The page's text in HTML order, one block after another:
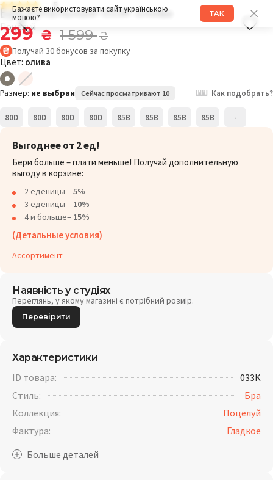
Бажаєте використовувати сайт українською
мовою?
ТАК
5
Бра купальный 033K олива
Поцелуй
299 ₴ 1 599₴
Получай 30бонусов за покупку
Цвет: олива
Размер: не выбран Сейчас просматривают 10 Как подобрать?
80D 80D 80D 80D 85B 85B 85B 85B -
Выгоднее от 2 ед!
Бери больше – плати меньше! Получай дополнительную
выгоду в корзине:
2 еденицы – 5%
3 еденицы – 10%
4 и больше– 15%
(Детальные условия)
Ассортимент
Наявність у студіях
Переглянь, у якому магазині є потрібний розмір.
Перевірити
Характеристики
ID товара:
033K
Стиль:
Бра
Коллекция:
Поцелуй
Фактура:
Гладкое